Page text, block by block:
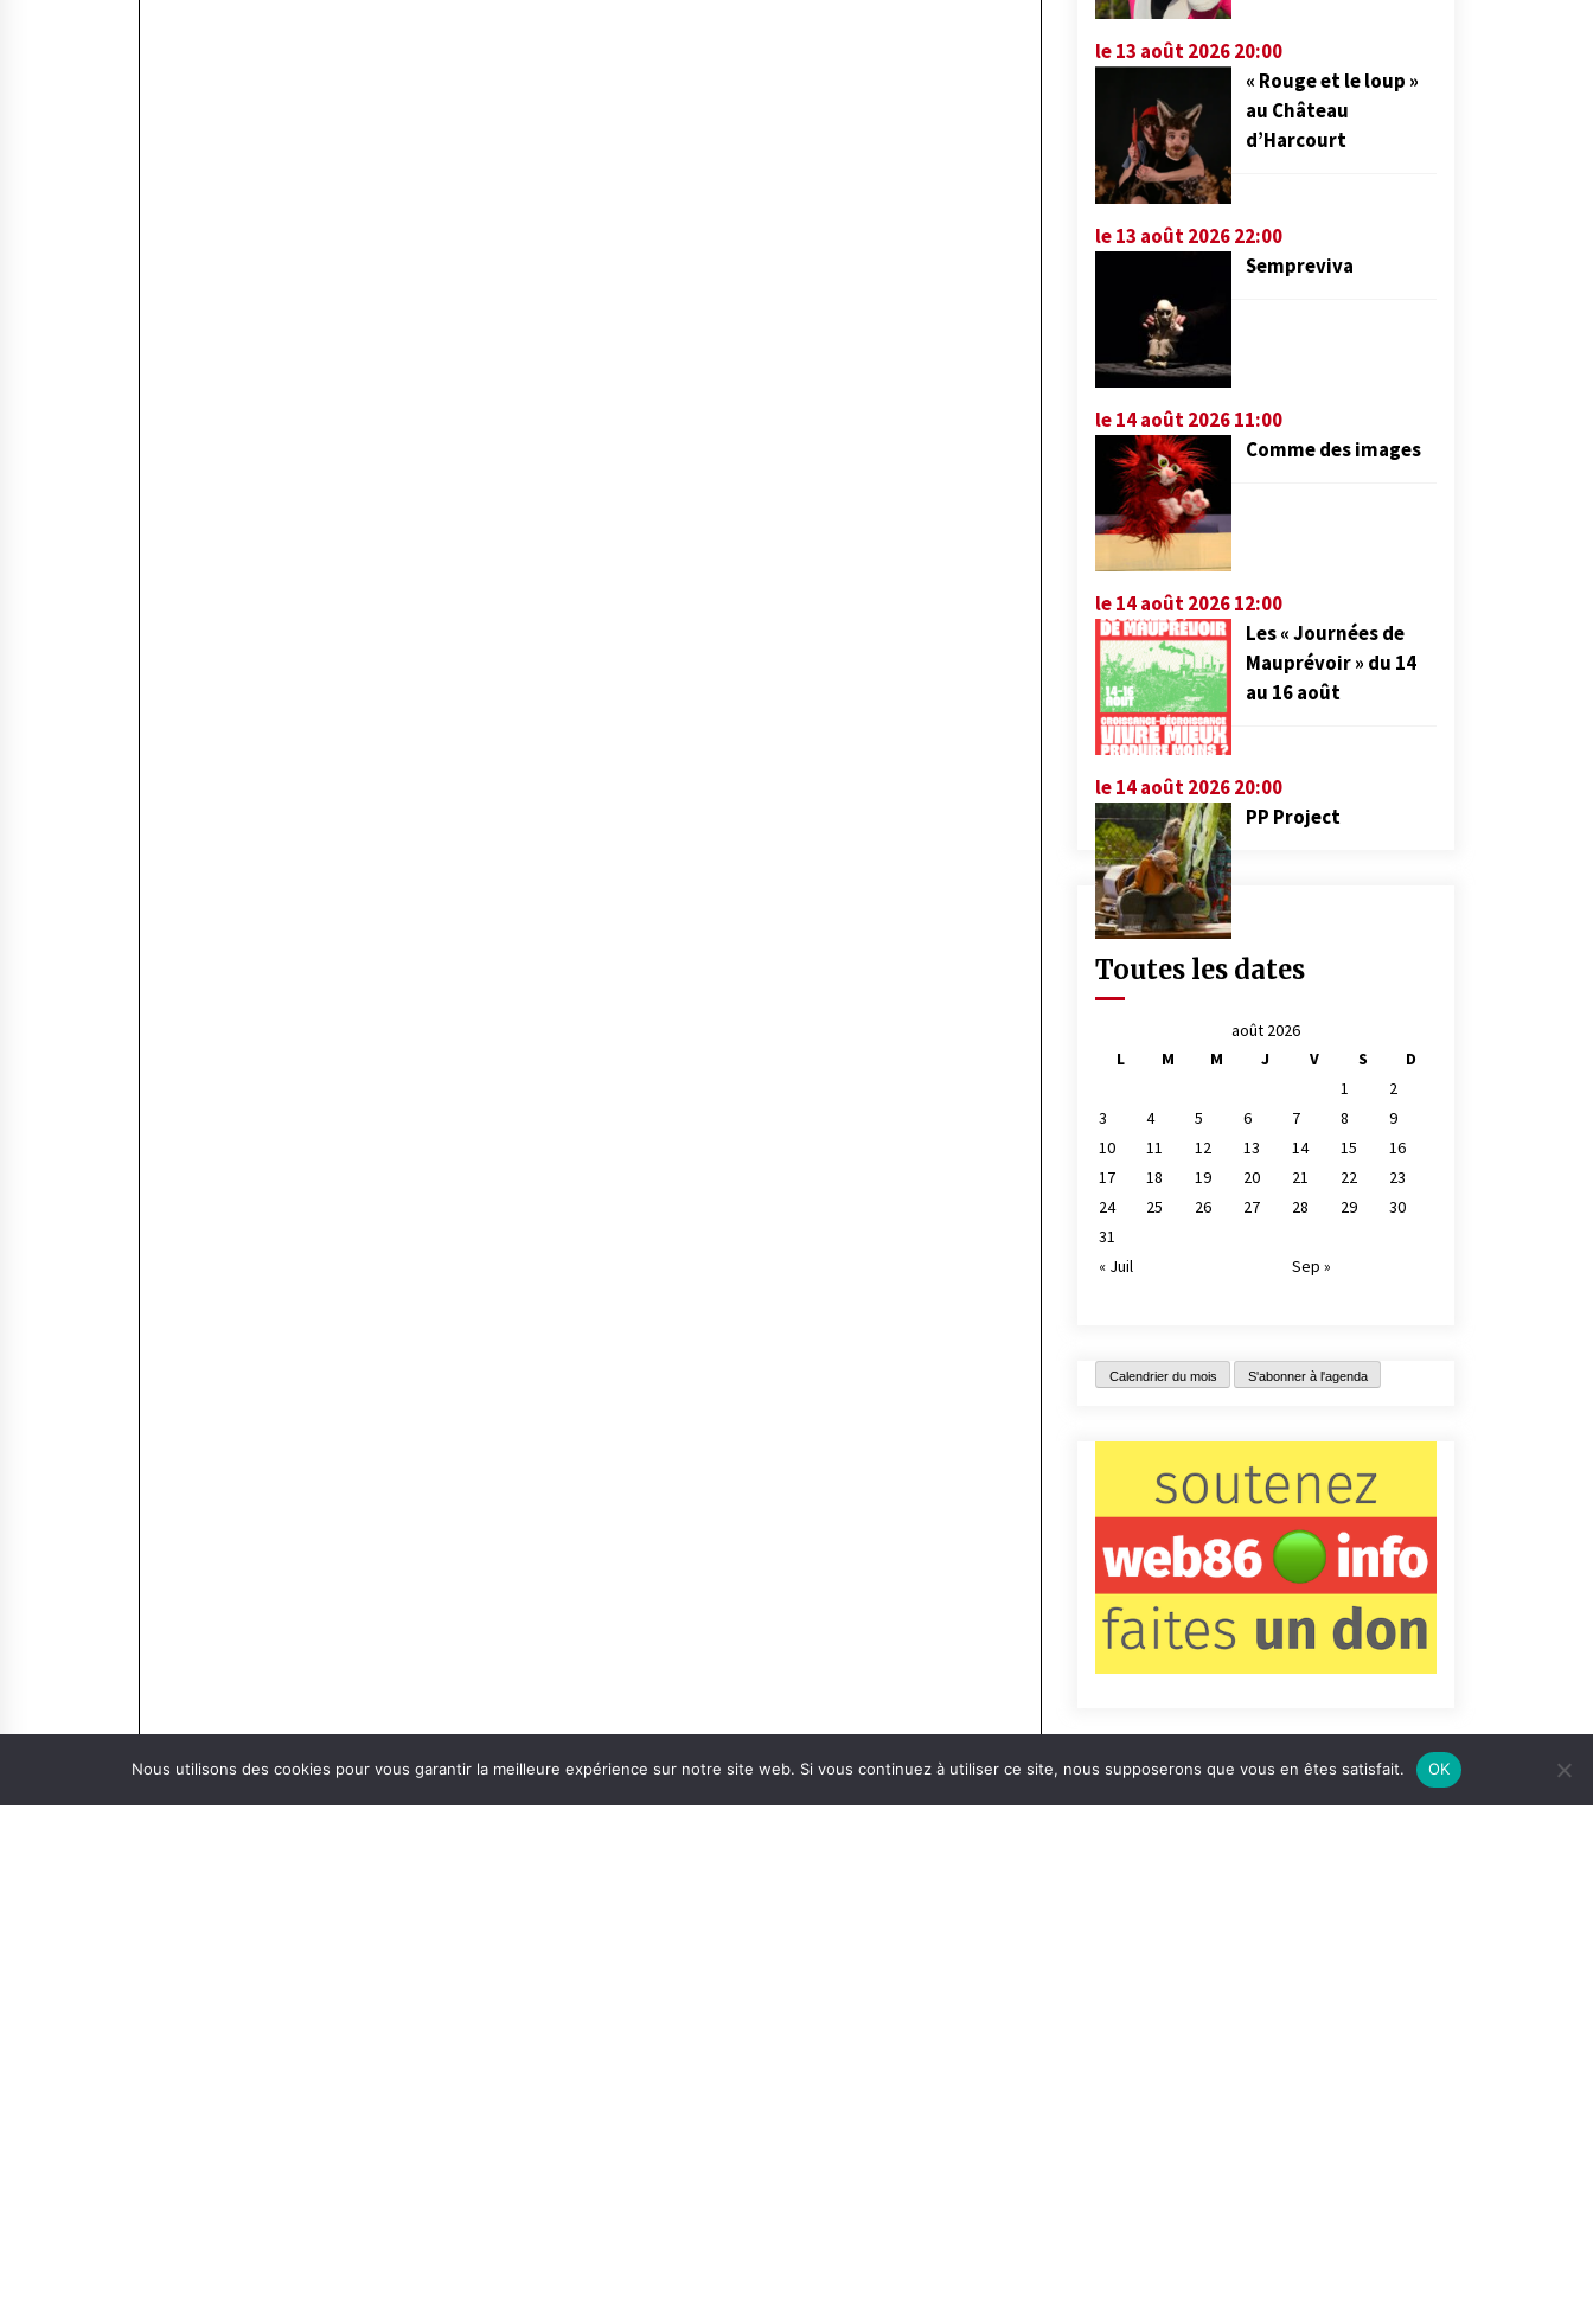
le 13 août 2026 20:00
« Rouge et le loup »
au Château
d’Harcourt
le 13 août 2026 22:00
Sempreviva
le 14 août 2026 11:00
Comme des images
le 14 août 2026 12:00
Les « Journées de
Mauprévoir » du 14
au 16 août
le 14 août 2026 20:00
PP Project
Toutes les dates
août 2026
L
M M J V S
D
1
2
3
4 5 6 7 8
9
10
11 12 13 14 15
16
17
18 19 20 21 22
23
24
25 26 27 28 29
30
31
« Juil
Sep »
Calendrier du mois S'abonner à l'agenda
Nous utilisons des cookies pour vous garantir la meilleure expérience sur notre site web. Si vous continuez à utiliser ce site, nous supposerons que vous en êtes satisfait. OK